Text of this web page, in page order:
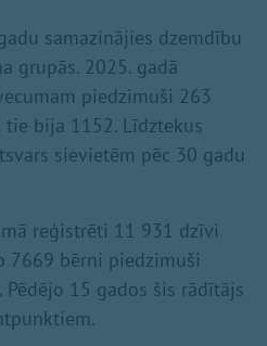
samazinājies dzemdību
grupās. 2025. gadā
piedzimuši 263
tie bija 1152. Līdztekus
sievietēm pēc 30 gadu
reģistrēti 11 931 dzīvi
7669 bērni piedzimuši
15 gados šis rādītājs